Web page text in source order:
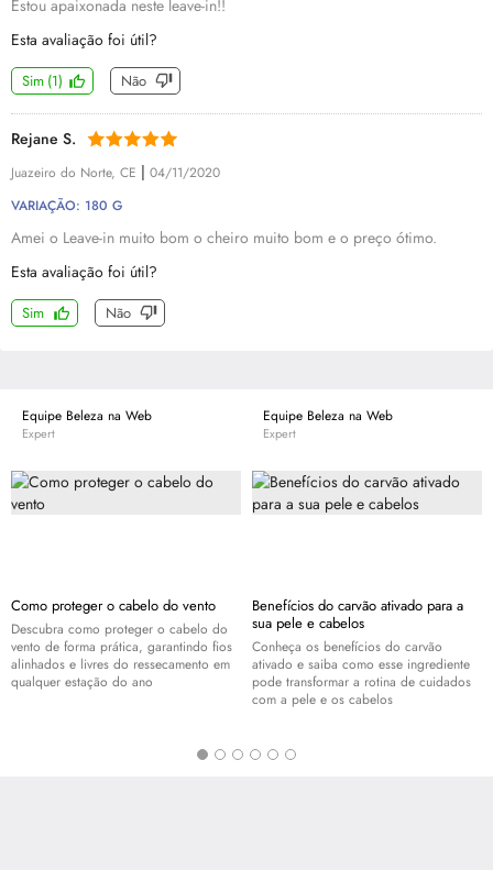
Estou apaixonada neste leave-in!!
Esta avaliação foi útil?
Sim (1) Não
Rejane S.
Juazeiro do Norte, CE | 04/11/2020
VARIAÇÃO: 180 G
Amei o Leave-in muito bom o cheiro muito bom e o preço ótimo.
Esta avaliação foi útil?
Sim Não
Equipe Beleza na Web
Expert
Como proteger o cabelo do vento
Descubra como proteger o cabelo do
vento de forma prática, garantindo fios
alinhados e livres do ressecamento em
qualquer estação do ano
Equipe Beleza na Web
Expert
Benefícios do carvão ativado para a
sua pele e cabelos
Conheça os benefícios do carvão
ativado e saiba como esse ingrediente
pode transformar a rotina de cuidados
com a pele e os cabelos